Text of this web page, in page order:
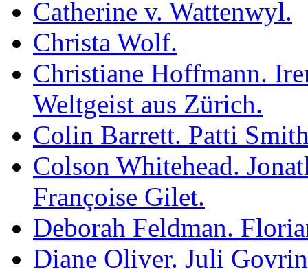
Catherine v. Wattenwyl.
Christa Wolf.
Christiane Hoffmann.
Weltgeist aus Zürich.
Colin Barrett. Patti
Colson Whitehead.
Françoise Gilet.
Deborah Feldman.
Diane Oliver. Juli